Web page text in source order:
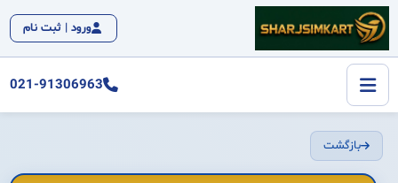
ورود | ثبت نام
021-91306963
بازگشت